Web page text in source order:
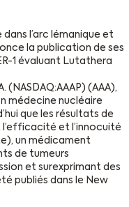
l’arc lémanique et
la publication de ses
1 évaluant Lutathera
(AAA),
médecine nucléaire
que les résultats de
l’efficacité et l’innocuité
un médicament
de tumeurs
et surexprimant des
publiés dans le New